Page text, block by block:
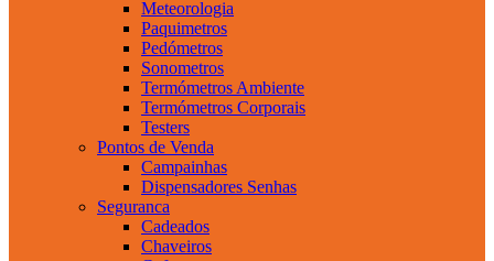
Meteorologia
Paquimetros
Pedómetros
Sonometros
Termómetros Ambiente
Termómetros Corporais
Testers
Pontos de Venda
Campainhas
Dispensadores Senhas
Seguranca
Cadeados
Chaveiros